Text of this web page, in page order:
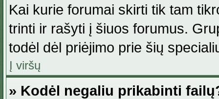
Kai kurie forumai skirti tik tam
trinti ir rašyti į šiuos forumus.
todėl dėl priėjimo prie šių
Į viršų
» Kodėl negaliu prikabinti